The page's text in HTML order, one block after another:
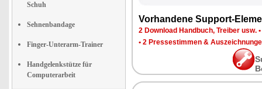
Schuh
Sehnenbandage
Finger-Unterarm-Trainer
Handgelenkstütze für
Computerarbeit
Vorhandene Support-
2 Download Handbuch, Treiber usw. •
• 2 Pressestimmen &